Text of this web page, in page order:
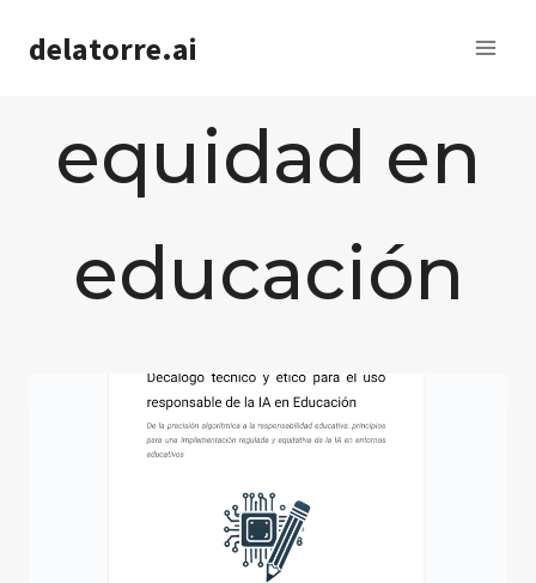
delatorre.ai
equidad en
educación